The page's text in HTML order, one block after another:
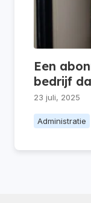
Een
bedrijf
23 juli, 2025
Administratie